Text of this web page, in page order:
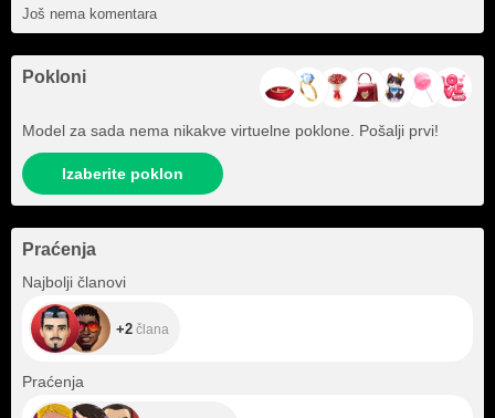
Još nema komentara
Pokloni
Model za sada nema nikakve virtuelne poklone. Pošalji prvi!
Izaberite poklon
Praćenja
Najbolji članovi+2
+2 člana
Praćenja